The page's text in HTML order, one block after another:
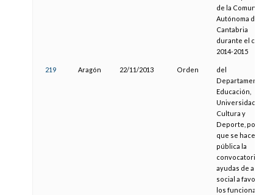
de la Comunidad
Autónoma de
Cantabria
durante el curso
2014-2015
219 Aragón 22/11/2013 Orden
del
Departamento de
Educación,
Universidad,
Cultura y
Deporte, por la
que se hace
pública la
convocatoria de
ayudas de acción
social a favor de
los funcionarios